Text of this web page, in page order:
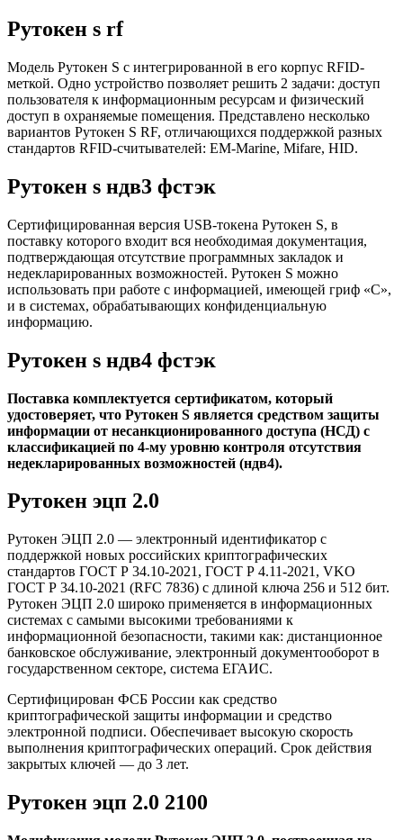
Рутокен s rf
Модель Рутокен S с интегрированной в его корпус RFID-
меткой. Одно устройство позволяет решить 2 задачи: доступ
пользователя к информационным ресурсам и физический
доступ в охраняемые помещения. Представлено несколько
вариантов Рутокен S RF, отличающихся поддержкой разных
стандартов RFID-считывателей: EM-Marine, Mifare, HID.
Рутокен s ндв3 фстэк
Сертифицированная версия USB-токена Рутокен S, в
поставку которого входит вся необходимая документация,
подтверждающая отсутствие программных закладок и
недекларированных возможностей. Рутокен S можно
использовать при работе с информацией, имеющей гриф «С»,
и в системах, обрабатывающих конфиденциальную
информацию.
Рутокен s ндв4 фстэк
Поставка комплектуется сертификатом, который
удостоверяет, что Рутокен S является средством защиты
информации от несанкционированного доступа (НСД) с
классификацией по 4-му уровню контроля отсутствия
недекларированных возможностей (ндв4).
Рутокен эцп 2.0
Рутокен ЭЦП 2.0 — электронный идентификатор с
поддержкой новых российских криптографических
стандартов ГОСТ Р 34.10-2021, ГОСТ Р 4.11-2021, VKO
ГОСТ Р 34.10-2021 (RFC 7836) с длиной ключа 256 и 512 бит.
Рутокен ЭЦП 2.0 широко применяется в информационных
системах с самыми высокими требованиями к
информационной безопасности, такими как: дистанционное
банковское обслуживание, электронный документооборот в
государственном секторе, система ЕГАИС.
Сертифицирован ФСБ России как средство
криптографической защиты информации и средство
электронной подписи. Обеспечивает высокую скорость
выполнения криптографических операций. Срок действия
закрытых ключей — до 3 лет.
Рутокен эцп 2.0 2100